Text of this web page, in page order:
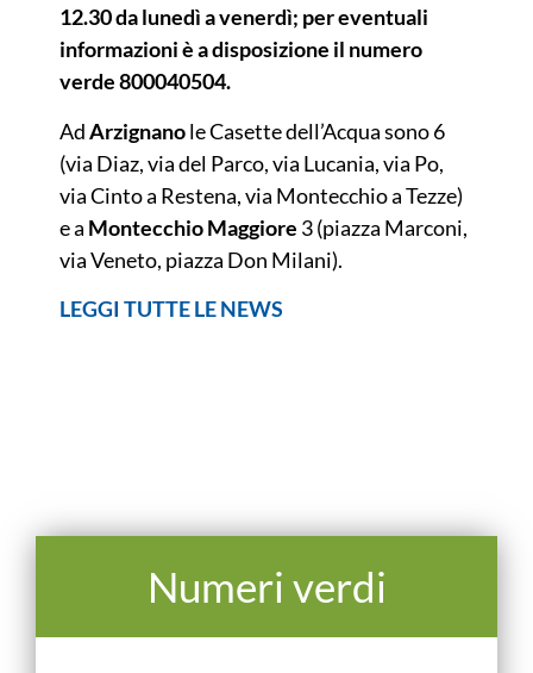
12.30 da lunedì a venerdì; per eventuali
informazioni è a disposizione il numero
verde 800040504.
AdArzignanole Casette dell’Acqua sono 6
(via Diaz, via del Parco, via Lucania, via Po,
via Cinto a Restena, via Montecchio a Tezze)
e a Montecchio Maggiore 3 (piazza Marconi,
via Veneto, piazza Don Milani).
LEGGI TUTTE LE NEWS
Numeri verdi